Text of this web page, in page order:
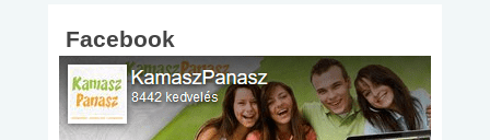
Facebook